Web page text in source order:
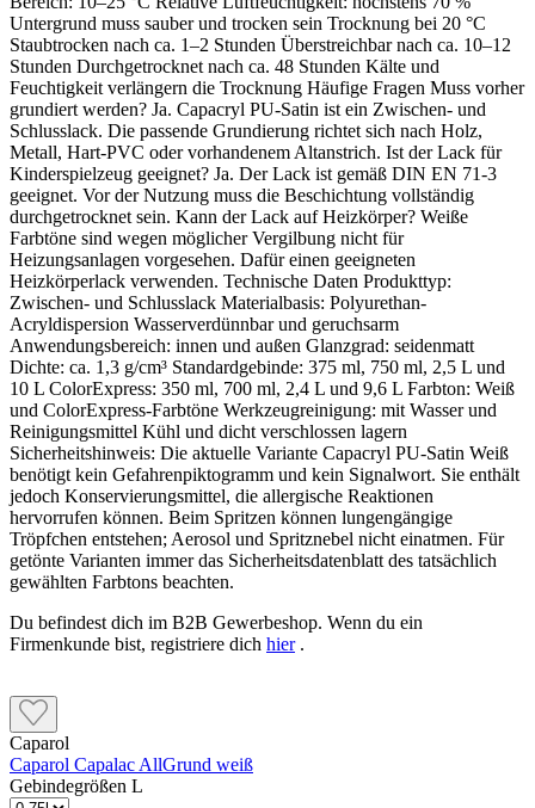
Du befindest dich im B2B Gewerbeshop. Wenn du ein
Firmenkunde bist, registriere dich hier.
Caparol
Caparol Capalac AllGrund weiß
Gebindegrößen L